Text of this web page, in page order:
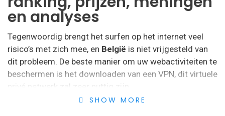
en analyses
Tegenwoordig brengt het surfen op het internet veel
risico’s met zich mee, en België is niet vrijgesteld van
dit probleem. De beste manier om uw webactiviteiten te
beschermen is het downloaden van een VPN, dit virtuele
privé netwerk zal zeer nuttig zijn.
SHOW MORE